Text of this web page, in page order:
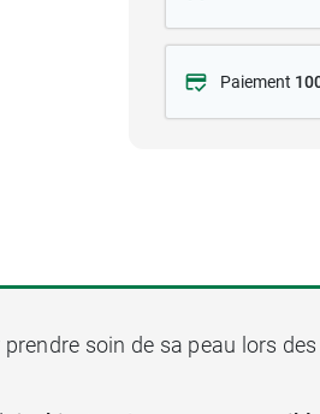
Paiement
soin de sa peau lors